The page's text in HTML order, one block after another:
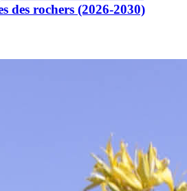
des rochers (2026-2030)